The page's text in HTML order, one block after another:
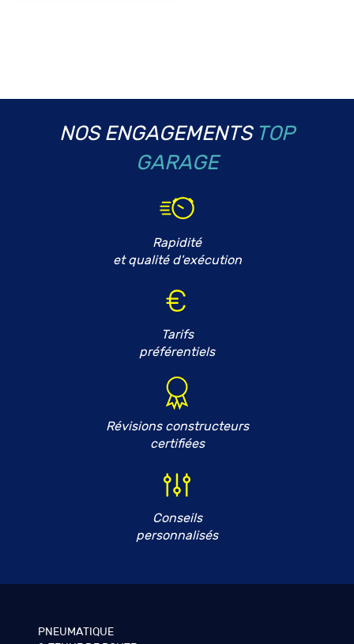
NOS ENGAGEMENTS TOP
GARAGE
Rapidité
et qualité d'exécution
Tarifs
préférentiels
Révisions constructeurs
certifiées
Conseils
personnalisés
PNEUMATIQUE